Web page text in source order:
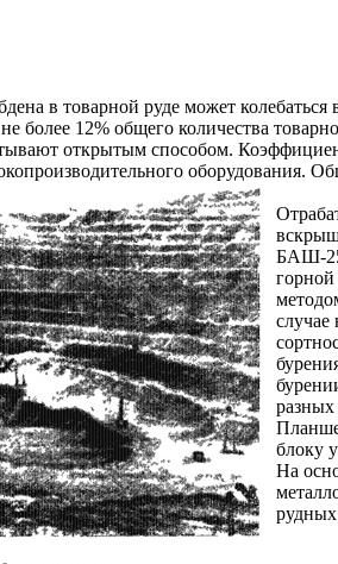
в товарной руде может
более 12% общего количества
открытым способом.
оборудования.
БАШ-
случае
блоку
На